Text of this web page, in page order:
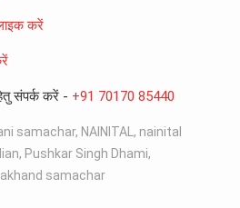
करें
संपर्क करें - +91 70170 85440
samachar, NAINITAL, nainital
, Pushkar Singh Dhami,
samachar